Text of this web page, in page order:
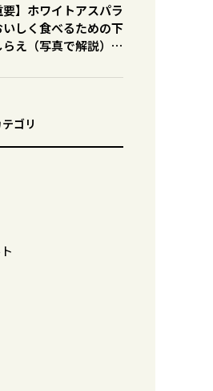
要】ホワイトアスパラ
いしく食べるための下
らえ（写真で解説）※
ゴリ